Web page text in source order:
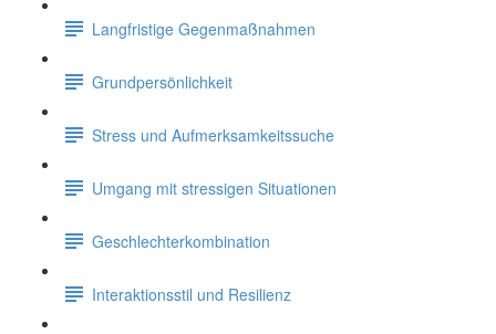
Langfristige Gegenmaßnahmen
Grundpersönlichkeit
Stress und Aufmerksamkeitssuche
Umgang mit stressigen Situationen
Geschlechterkombination
Interaktionsstil und Resilienz